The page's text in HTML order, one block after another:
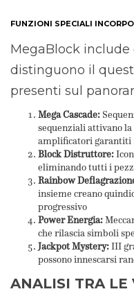
FUNZIONI SPECIALI
MegaBlock
distinguono il
presenti sul
Mega Cascade:
sequenziali attivano
amplificatori garantiti
Block Distruttore:
eliminando tutti i
Rainbow
insieme creano
progressivo
Power Energia:
che rilascia simboli
Jackpot Mystery:III
possono innescarsi
ANALISI TRA